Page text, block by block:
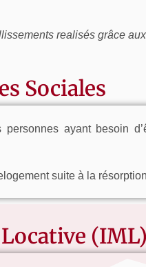
realisés grâce
Sociales
ayant besoin
suite à la